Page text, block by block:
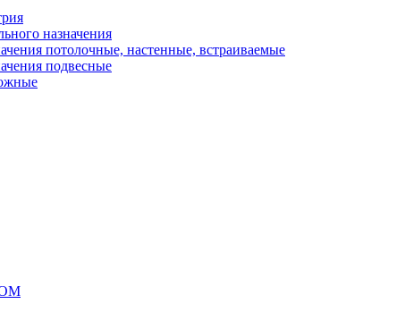
назначения
потолочные, настенные, встраиваемые
подвесные